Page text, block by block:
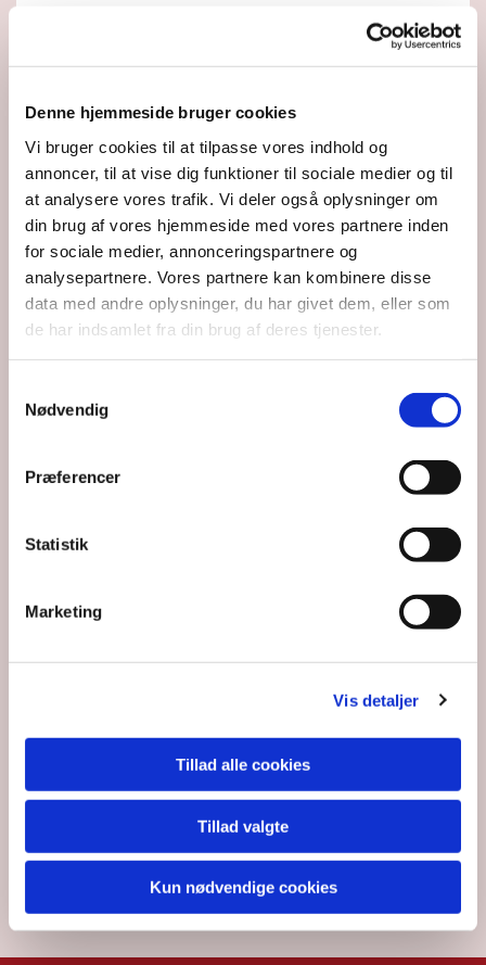
Denne hjemmeside bruger cookies
Vi bruger cookies til at tilpasse vores indhold og
annoncer, til at vise dig funktioner til sociale medier og til
at analysere vores trafik. Vi deler også oplysninger om
din brug af vores hjemmeside med vores partnere inden
for sociale medier, annonceringspartnere og
analysepartnere. Vores partnere kan kombinere disse
data med andre oplysninger, du har givet dem, eller som
de har indsamlet fra din brug af deres tjenester.
Nødvendig
Præferencer
Statistik
Marketing
Vis detaljer
Tillad alle cookies
Tillad valgte
Kun nødvendige cookies
Du vil måske også kunne lide...